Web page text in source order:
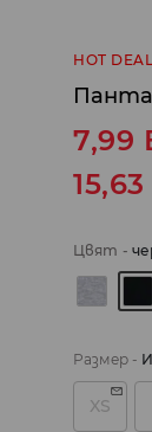
HOT
7,99
15,63
Цвят -
Размер-
XS